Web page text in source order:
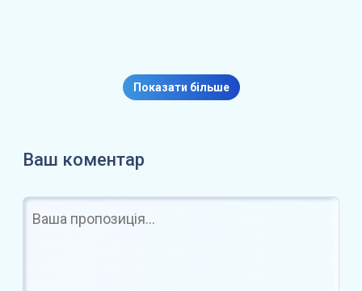
не стає схожим на…
Показати більше
Ваш коментар